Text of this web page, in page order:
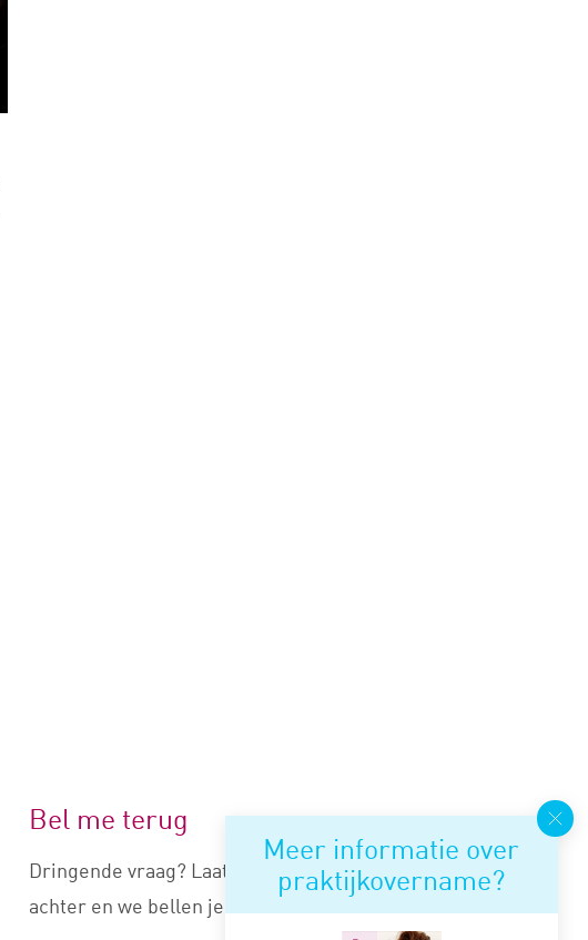
Meer informatie over
praktijkovername?
Bel me terug
Dringende vraag? Laat je nummer
achter en we bellen je snel terug.